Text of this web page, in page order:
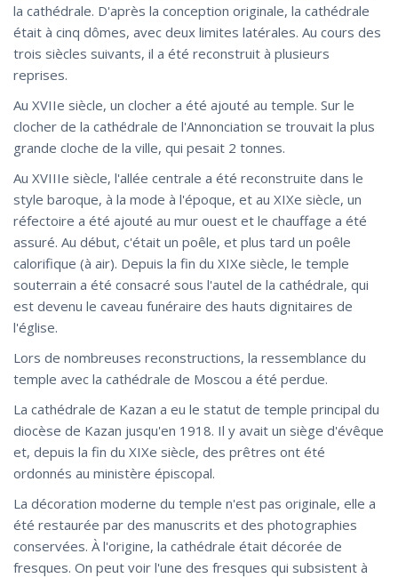
la cathédrale. D'après la conception originale, la cathédrale
était à cinq dômes, avec deux limites latérales. Au cours des
trois siècles suivants, il a été reconstruit à plusieurs
reprises.
Au XVIIe siècle, un clocher a été ajouté au temple. Sur le
clocher de la cathédrale de l'Annonciation se trouvait la plus
grande cloche de la ville, qui pesait 2 tonnes.
Au XVIIIe siècle, l'allée centrale a été reconstruite dans le
style baroque, à la mode à l'époque, et au XIXe siècle, un
réfectoire a été ajouté au mur ouest et le chauffage a été
assuré. Au début, c'était un poêle, et plus tard un poêle
calorifique (à air). Depuis la fin du XIXe siècle, le temple
souterrain a été consacré sous l'autel de la cathédrale, qui
est devenu le caveau funéraire des hauts dignitaires de
l'église.
Lors de nombreuses reconstructions, la ressemblance du
temple avec la cathédrale de Moscou a été perdue.
La cathédrale de Kazan a eu le statut de temple principal du
diocèse de Kazan jusqu'en 1918. Il y avait un siège d'évêque
et, depuis la fin du XIXe siècle, des prêtres ont été
ordonnés au ministère épiscopal.
La décoration moderne du temple n'est pas originale, elle a
été restaurée par des manuscrits et des photographies
conservées. À l'origine, la cathédrale était décorée de
fresques. On peut voir l'une des fresques qui subsistent à